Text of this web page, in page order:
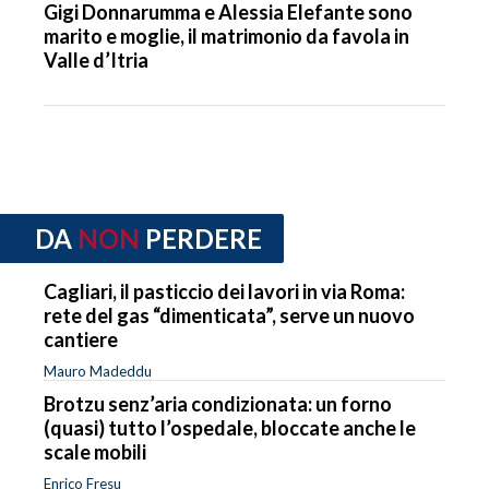
Gigi Donnarumma e Alessia Elefante sono
marito e moglie, il matrimonio da favola in
Valle d’Itria
DA NON PERDERE
Cagliari, il pasticcio dei lavori in via Roma:
rete del gas “dimenticata”, serve un nuovo
cantiere
Mauro Madeddu
Brotzu senz’aria condizionata: un forno
(quasi) tutto l’ospedale, bloccate anche le
scale mobili
Enrico Fresu